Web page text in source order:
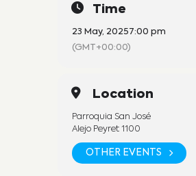
Time
23 May, 20257:00 pm
(GMT+00:00)
Location
Parroquia San José
Alejo Peyret 1100
OTHER EVENTS